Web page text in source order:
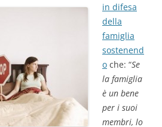
in difesa
della
famiglia
sostenend
o che: “Se
la famiglia
è un bene
per i suoi
membri, lo